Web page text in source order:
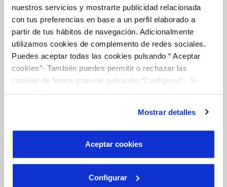
nuestros servicios y mostrarte publicidad relacionada
con tus preferencias en base a un perfil elaborado a
partir de tus hábitos de navegación. Adicionalmente
utilizamos cookies de complemento de redes sociales.
Puedes aceptar todas las cookies pulsando “ Aceptar
cookies”· También puedes permitir o rechazar las
cookies de forma granular pulsando “Configurar”. Si
son indispensables para que el sitio web funcione y que
por tanto no se pueden desactivar. Puedes consultar
más información en nuestraPolítica de Cookies
Mostrar detalles
Aceptar cookies
Configurar
TODAS LAS GESTIONES
FACTURAS Y PRECIOS
COMPROMISO DE SERVICIO